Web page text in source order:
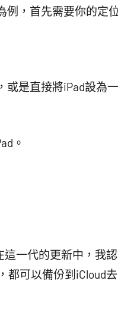
例，首先需要你的定
是直接將iPad設為
。
一代的更新中，我
可以備份到iCloud